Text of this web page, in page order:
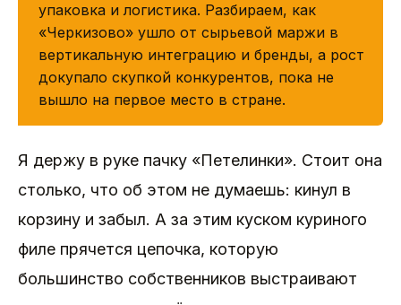
упаковка и логистика. Разбираем, как
«Черкизово» ушло от сырьевой маржи в
вертикальную интеграцию и бренды, а рост
докупало скупкой конкурентов, пока не
вышло на первое место в стране.
Я держу в руке пачку «Петелинки». Стоит она
столько, что об этом не думаешь: кинул в
корзину и забыл. А за этим куском куриного
филе прячется цепочка, которую
большинство собственников выстраивают